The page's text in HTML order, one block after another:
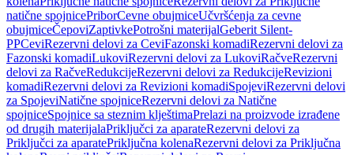
natične spojnicePriborCevne obujmiceUčvršćenja za cevne
obujmiceČepoviZaptivkePotrošni materijalGeberit Silent-
PPCeviRezervni delovi za CeviFazonski komadiRezervni delovi za
Fazonski komadiLukoviRezervni delovi za LukoviRačveRezervni
delovi za RačveRedukcijeRezervni delovi za RedukcijeRevizioni
komadiRezervni delovi za Revizioni komadiSpojeviRezervni delovi
za SpojeviNatične spojniceRezervni delovi za Natične
spojniceSpojnice sa steznim klještimaPrelazi na proizvode izrađene
od drugih materijalaPriključci za aparateRezervni delovi za
Priključci za aparatePriključna kolenaRezervni delovi za Priključna